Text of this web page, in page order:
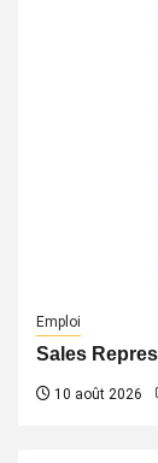
Emploi
Sales
10 août 2026